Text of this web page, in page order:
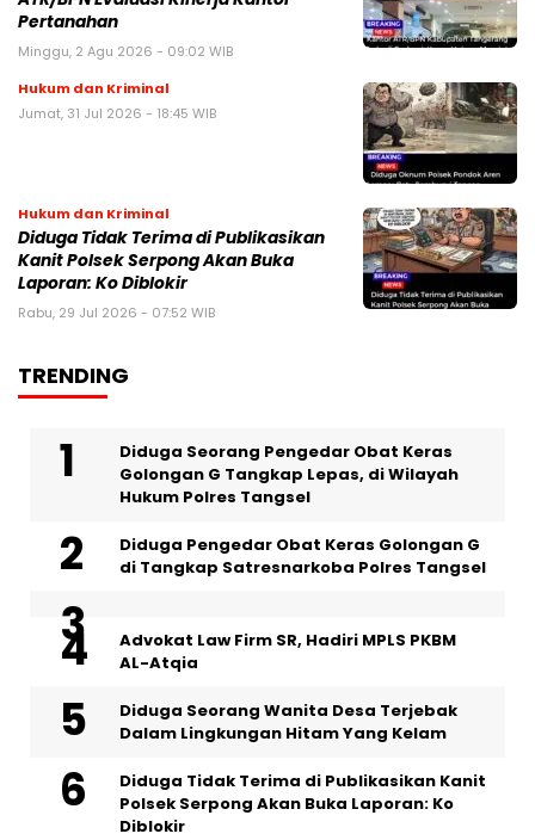
Pertanahan
Minggu, 2 Agu 2026 - 09:02 WIB
Hukum dan Kriminal
Jumat, 31 Jul 2026 - 18:45 WIB
Hukum dan Kriminal
Diduga Tidak Terima di Publikasikan
Kanit Polsek Serpong Akan Buka
Laporan: Ko Diblokir
Rabu, 29 Jul 2026 - 07:52 WIB
TRENDING
‎Diduga Seorang Pengedar Obat Keras
Golongan G Tangkap Lepas, di Wilayah
Hukum Polres Tangsel
Diduga Pengedar Obat Keras Golongan G
di Tangkap Satresnarkoba Polres Tangsel
Advokat Law Firm SR, Hadiri MPLS PKBM
AL-Atqia
‎Diduga Seorang Wanita Desa Terjebak
Dalam Lingkungan Hitam Yang Kelam
Diduga Tidak Terima di Publikasikan Kanit
Polsek Serpong Akan Buka Laporan: Ko
Diblokir